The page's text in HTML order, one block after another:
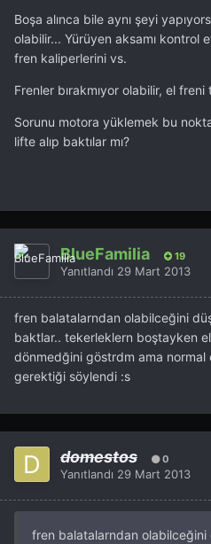
Boşa alınca bile aynı şeyi
olabilir... Yürüyen aksamı kontrol
fren kaliperlerini vs.
Frenler bırakmıyor olabilir, el freni
Sorunu motora yüklemek bu
lifte alıp baktılar mı?
BlueFamilia 19
Yanıtlandı 29 Mart 2013
fren balatalarndan olabilceğini
baktlar.. tekerleklern boştayken
dönmedğini göstrdm ama normal
gerektiği söylendi :s
domestos 0
Yanıtlandı 29 Mart 2013
fren balatalarndan